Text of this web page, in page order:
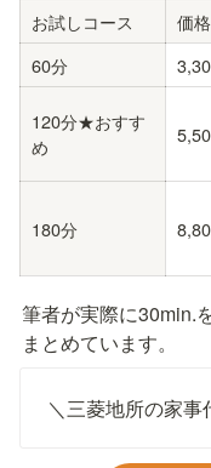
お試しコース 価格
60分
120分★おすす
め
180分
筆者が実際に30min.
まとめています。
＼三菱地所の家